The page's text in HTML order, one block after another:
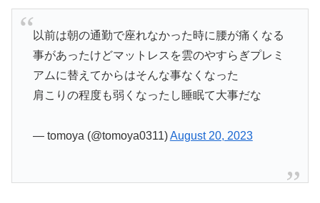
以前は朝の通勤で座れなかった時に腰が痛くなる
事があったけどマットレスを雲のやすらぎプレミ
アムに替えてからはそんな事なくなった
肩こりの程度も弱くなったし睡眠て大事だな
— tomoya (@tomoya0311)August 20, 2023